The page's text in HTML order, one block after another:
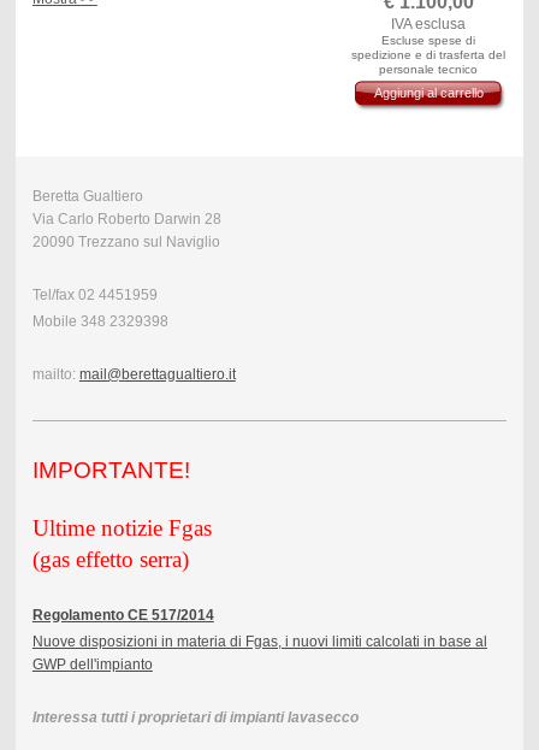
IVA esclusa
Escluse spese di
spedizione e di trasferta del
personale tecnico
Aggiungi al carrello
Disponibilità: 1 Pezzo a magazzino
Beretta Gualtiero
Via Carlo Roberto Darwin 28
20090 Trezzano sul Naviglio
Tel/fax 02 4451959
Mobile 348 2329398
mailto: mail@berettagualtiero.it
IMPORTANTE!
Ultime notizie Fgas
(gas effetto serra)
Regolamento CE 517/2014
Nuove disposizioni in materia di Fgas, i nuovi limiti calcolati in base al
GWP dell'impianto
Interessa tutti i proprietari di impianti lavasecco